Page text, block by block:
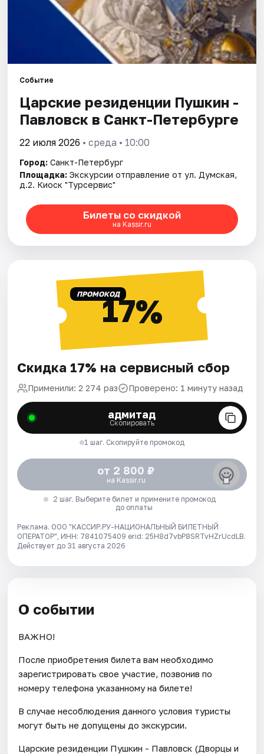
Событие
Царские резиденции Пушкин -
Павловск в Санкт-Петербурге
22 июля 2026 • среда • 10:00
Город: Санкт-Петербург
Площадка: Экскурсии отправление от ул. Думская,
д.2. Киоск "Турсервис"
Билеты со скидкой
на Kassir.ru
ПРОМОКОД17%
Скидка 17% на сервисный сбор
Применили: 2 274 раз Проверено: 1 минуту назад
адмитад
Скопировать
1 шаг. Скопируйте промокод
от 2 800 ₽
на Kassir.ru
2 шаг. Выберите билет и примените промокод
до оплаты
Реклама. ООО "КАССИР.РУ-НАЦИОНАЛЬНЫЙ БИЛЕТНЫЙ
ОПЕРАТОР", ИНН: 7841075409 erid: 25H8d7vbP8SRTvHZrUcdLB.
Действует до 31 августа 2026
О событии
ВАЖНО!
После приобретения билета вам необходимо
зарегистрировать свое участие, позвонив по
номеру телефона указанному на билете!
В случае несоблюдения данного условия туристы
могут быть не допущены до экскурсии.
Царские резиденции Пушкин - Павловск (Дворцы и